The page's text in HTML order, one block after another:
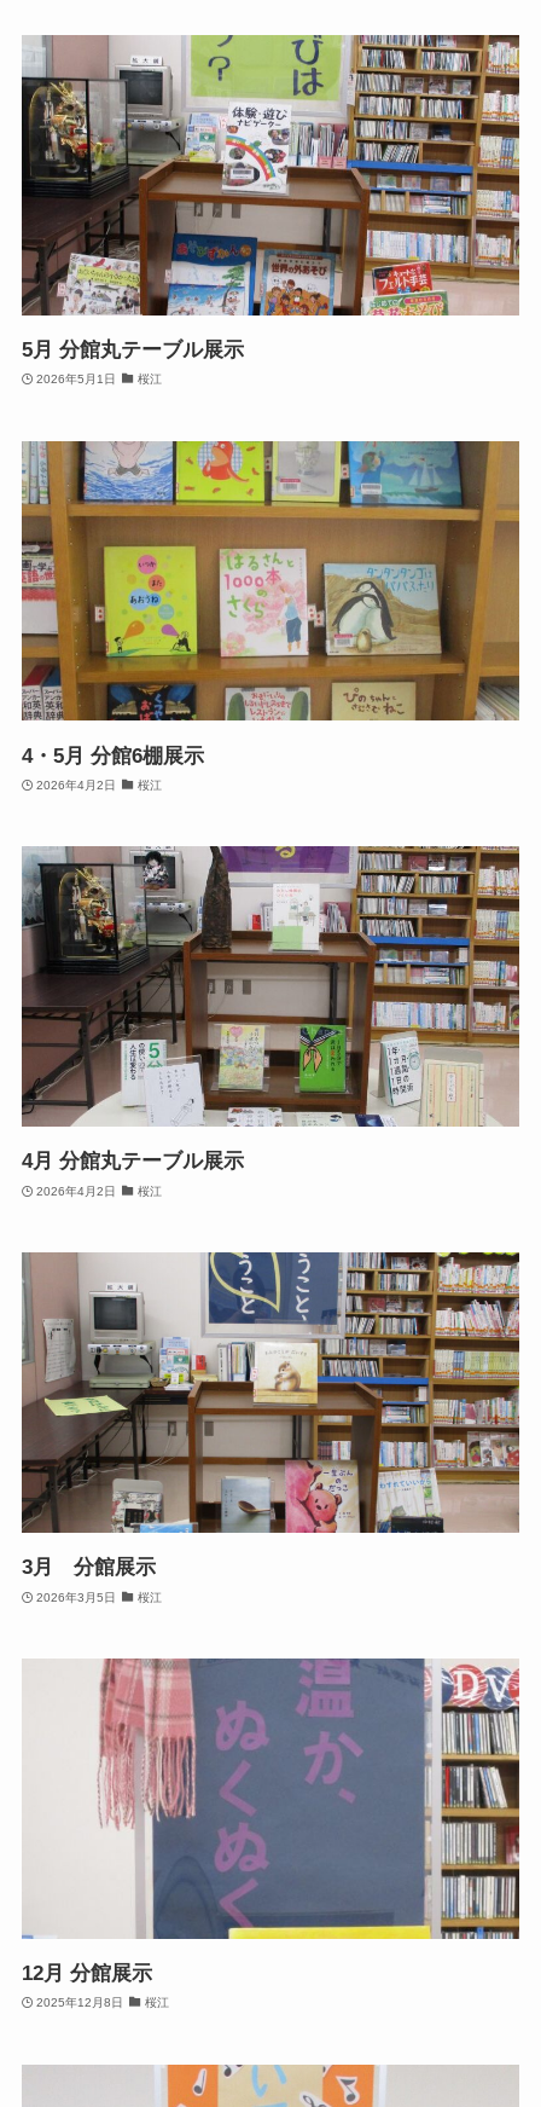
5月 分館丸テーブル展示
2026年5月1日 桜江
4・5月 分館6棚展示
2026年4月2日 桜江
4月 分館丸テーブル展示
2026年4月2日 桜江
3月 分館展示
2026年3月5日 桜江
12月 分館展示
2025年12月8日 桜江